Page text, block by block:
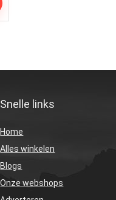
Snelle links
Home
Alles winkelen
Blogs
Onze webshops